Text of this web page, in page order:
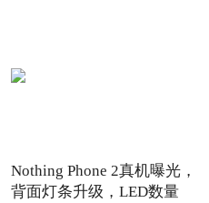
Nothing Phone 2真机曝光，
背面灯条升级，LED数量